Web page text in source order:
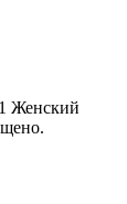
Женский